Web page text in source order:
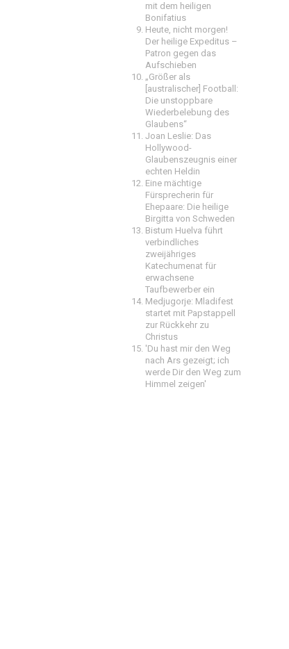
mit dem heiligen
Bonifatius
Heute, nicht morgen!
Der heilige Expeditus –
Patron gegen das
Aufschieben
„Größer als
[australischer] Football:
Die unstoppbare
Wiederbelebung des
Glaubens“
Joan Leslie: Das
Hollywood-
Glaubenszeugnis einer
echten Heldin
Eine mächtige
Fürsprecherin für
Ehepaare: Die heilige
Birgitta von Schweden
Bistum Huelva führt
verbindliches
zweijähriges
Katechumenat für
erwachsene
Taufbewerber ein
Medjugorje: Mladifest
startet mit Papstappell
zur Rückkehr zu
Christus
'Du hast mir den Weg
nach Ars gezeigt; ich
werde Dir den Weg zum
Himmel zeigen'